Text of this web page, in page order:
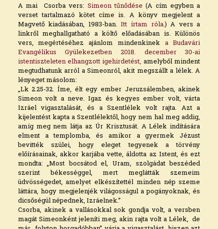
A mai Csorba vers: Simeon tűnődése (A cím egyben a
verset tartalmazó kötet címe is. A könyv megjelent a
Magvető kiadásában, 1983-ban.Itt írtam róla.) A vers a
linkről meghallgatható a költő előadásában is. Különös
vers, megértéséhez ajánlom mindenkinek a Budavári
Evangélikus Gyülekezetben 2018. december 30-ai
istentiszteleten elhangzott igehirdetést, amelyből mindent
megtudhatunk arról a Simeonról, akit megszállt a lélek. A
lényeget másolom:
„Lk 2.25-32. Íme, élt egy ember Jeruzsálemben, akinek
Simeon volt a neve. Igaz és kegyes ember volt, várta
Izráel vigasztalását, és a Szentlélek volt rajta. Azt a
kijelentést kapta a Szentlélektől, hogy nem hal meg addig,
amíg meg nem látja az Úr Krisztusát. A Lélek indítására
elment a templomba, és amikor a gyermek Jézust
bevitték szülei, hogy eleget tegyenek a törvény
előírásainak, akkor karjába vette, áldotta az Istent, és ezt
mondta: „Most bocsátod el, Uram, szolgádat beszéded
szerint békességgel, mert meglátták szemeim
üdvösségedet, amelyet elkészítettél minden nép szeme
láttára, hogy megjelenjék világosságul a pogányoknak, és
dicsőségül népednek, Izráelnek.”
Csorba, akinek a vallásokkal sok gondja volt, a versben
magát Simeonként jeleníti meg, akin rajta volt a Lélek, de